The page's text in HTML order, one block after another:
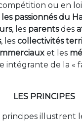
ou en
passionnés du
, les parentsdes
, les collectivités
et les
intégrante de la «
LES PRINCIPES
principes illustrent